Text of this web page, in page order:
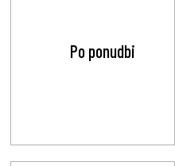
Po ponudbi